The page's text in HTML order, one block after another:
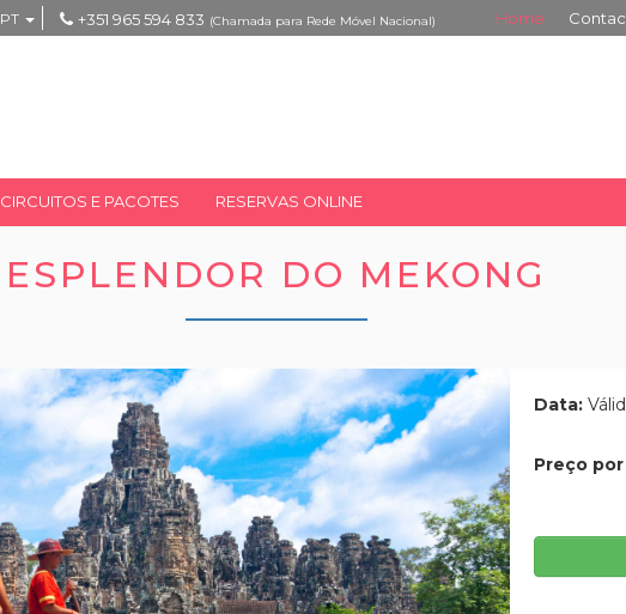
PT +351 965 594 833 (Chamada para Rede Móvel Nacional) Home
CIRCUITOS E PACOTES RESERVAS ONLINE
ESPLENDOR DO MEKONG
Data:
Preço